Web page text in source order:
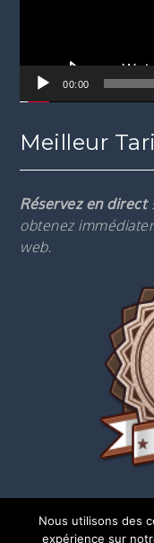
00:00
Meilleur
Réservez en direct
obtenez
web.
Nous utilisons des
expérience sur